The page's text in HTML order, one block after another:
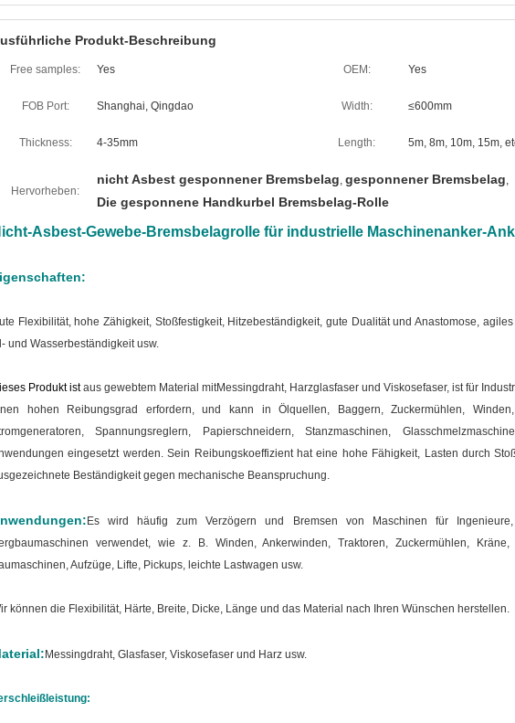
Produkt-Beschreibung
Free samples: Yes OEM: Yes
FOB Port: Shanghai, Qingdao Width: ≤600mm
Thickness: 4-35mm Length: 5m, 8m, 10m, 15m,
Hervorheben:
nicht Asbest gesponnener Bremsbelag, gesponnener Bremsbelag,
Die gesponnene Handkurbel Bremsbelag-Rolle
Asbest-Gewebe-Bremsbelagrolle für industrielle Maschinenanker-
Flexibilität, hohe Zähigkeit, Stoßfestigkeit, Hitzebeständigkeit, gute Dualität und Anastomose,
und Wasserbeständigkeit usw.
Produkt ist aus gewebtem Material mitMessingdraht, Harzglasfaser und Viskosefaser, ist für
hohen Reibungsgrad erfordern, und kann in Ölquellen, Baggern, Zuckermühlen,
Spannungsreglern, Papierschneidern, Stanzmaschinen,
eingesetzt werden. Sein Reibungskoeffizient hat eine hohe Fähigkeit, Lasten durch
Beständigkeit gegen mechanische Beanspruchung.
Es wird häufig zum Verzögern und Bremsen von Maschinen für Ingenieure,
verwendet, wie z. B. Winden, Ankerwinden, Traktoren, Zuckermühlen, Kräne,
Aufzüge, Lifte, Pickups, leichte Lastwagen usw.
können die Flexibilität, Härte, Breite, Dicke, Länge und das Material nach Ihren Wünschen herstellen.
Messingdraht, Glasfaser, Viskosefaser und Harz usw.